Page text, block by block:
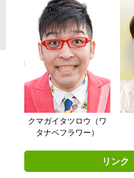
クマガイタツロウ（ワ
タナベフラワー）
リンク